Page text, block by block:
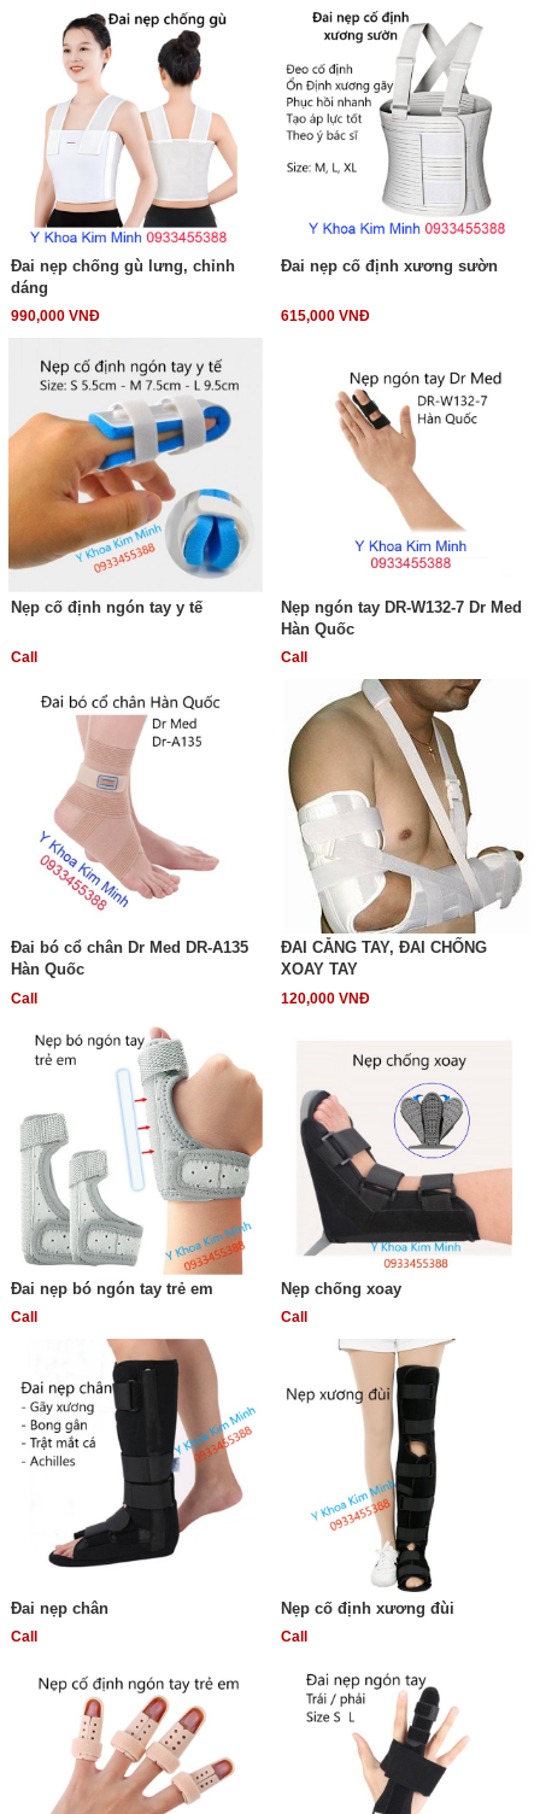
Đai nẹp chống gù lưng, chỉnh
dáng
990,000 VNĐ
Đai nẹp cố định xương sườn
615,000 VNĐ
Nẹp cố định ngón tay y tế
Call
Nẹp ngón tay DR-W132-7 Dr Med
Hàn Quốc
Call
Đai bó cổ chân Dr Med DR-A135
Hàn Quốc
Call
ĐAI CẴNG TAY, ĐAI CHỐNG
XOAY TAY
120,000 VNĐ
Đai nẹp bó ngón tay trẻ em
Call
Nẹp chống xoay
Call
Đai nẹp chân
Call
Nẹp cố định xương đùi
Call